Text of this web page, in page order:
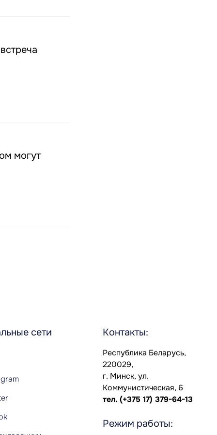
могут
сети Контакты:
Республика Беларусь,
220029,
г. Минск, ул.
Коммунистическая, 6
тел. (+375 17) 379-64-13
Режим работы: